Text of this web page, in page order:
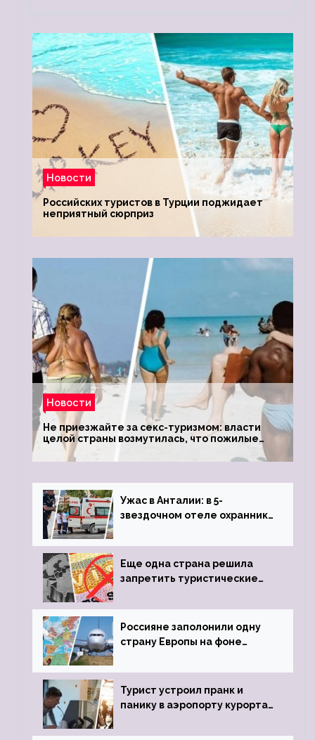
Новости
Российских туристов в Турции поджидает
неприятный сюрприз
Новости
Не приезжайте за секс-туризмом: власти
целой страны возмутилась, что пожилые
туристки массово едут к ним, чтобы
обзавестись молодыми любовниками
Ужас в Анталии: в 5-
звездочном отеле охранник
пистолета
Еще одна страна решила
запретить туристические
Россияне заполонили одну
страну Европы на фоне
виз
Турист устроил пранк и
панику в аэропорту курорта,
задержке рейса